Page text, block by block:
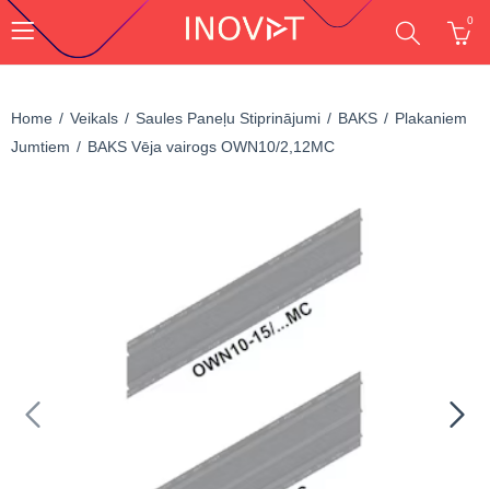
0
Home Veikals Saules Paneļu Stiprinājumi BAKS
Plakaniem
Jumtiem
BAKS Vēja vairogs OWN10/2,12MC